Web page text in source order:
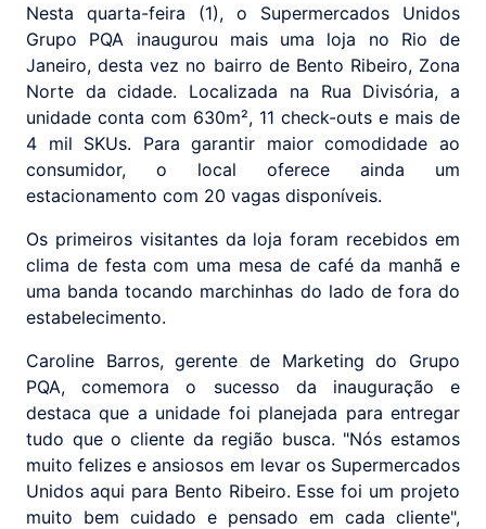
Nesta quarta-feira (1), o Supermercados Unidos
Grupo PQA inaugurou mais uma loja no Rio de
Janeiro, desta vez no bairro de Bento Ribeiro, Zona
Norte da cidade. Localizada na Rua Divisória, a
unidade conta com 630m², 11 check-outs e mais de
4 mil SKUs. Para garantir maior comodidade ao
consumidor, o local oferece ainda um
estacionamento com 20 vagas disponíveis.
Os primeiros visitantes da loja foram recebidos em
clima de festa com uma mesa de café da manhã e
uma banda tocando marchinhas do lado de fora do
estabelecimento.
Caroline Barros, gerente de Marketing do Grupo
PQA, comemora o sucesso da inauguração e
destaca que a unidade foi planejada para entregar
tudo que o cliente da região busca. "Nós estamos
muito felizes e ansiosos em levar os Supermercados
Unidos aqui para Bento Ribeiro. Esse foi um projeto
muito bem cuidado e pensado em cada cliente",